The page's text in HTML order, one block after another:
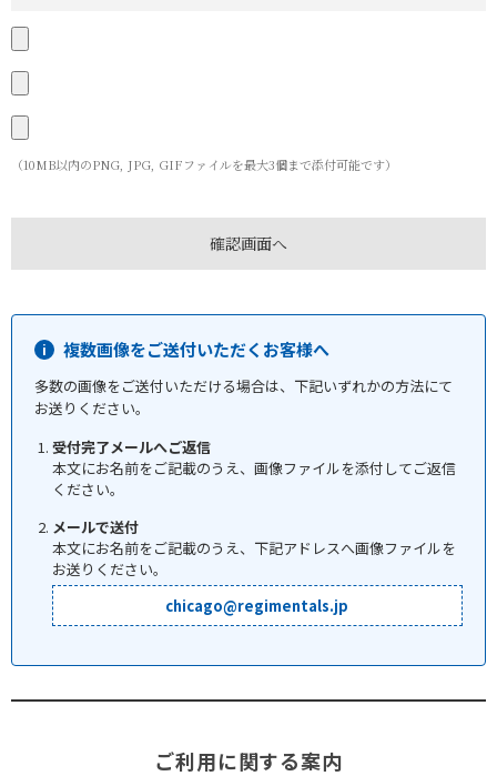
（10MB以内のPNG, JPG, GIFファイルを最大3個まで添付可能です）
複数画像をご送付いただくお客様へ
多数の画像をご送付いただける場合は、下記いずれかの方法にて
お送りください。
受付完了メールへご返信
本文にお名前をご記載のうえ、画像ファイルを添付してご返信
ください。
メールで送付
本文にお名前をご記載のうえ、下記アドレスへ画像ファイルを
お送りください。
chicago@regimentals.jp
ご利用に関する案内